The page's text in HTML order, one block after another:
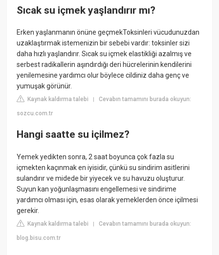
Sıcak su içmek yaşlandırır mı?
Erken yaşlanmanın önüne geçmekToksinleri vücudunuzdan
uzaklaştırmak istemenizin bir sebebi vardır: toksinler sizi
daha hızlı yaşlandırır. Sıcak su içmek elastikliği azalmış ve
serbest radikallerin aşındırdığı deri hücrelerinin kendilerini
yenilemesine yardımcı olur böylece cildiniz daha genç ve
yumuşak görünür.
Kaynak kaldırma talebi |Cevabın tamamını burada okuyun:
sozcu.com.tr
Hangi saatte su içilmez?
Yemek yedikten sonra, 2 saat boyunca çok fazla su
içmekten kaçınmak en iyisidir, çünkü su sindirim asitlerini
sulandırır ve midede bir yiyecek ve su havuzu oluşturur.
Suyun kan yoğunlaşmasını engellemesi ve sindirime
yardımcı olması için, esas olarak yemeklerden önce içilmesi
gerekir.
Kaynak kaldırma talebi |Cevabın tamamını burada okuyun:
blog.bisu.com.tr